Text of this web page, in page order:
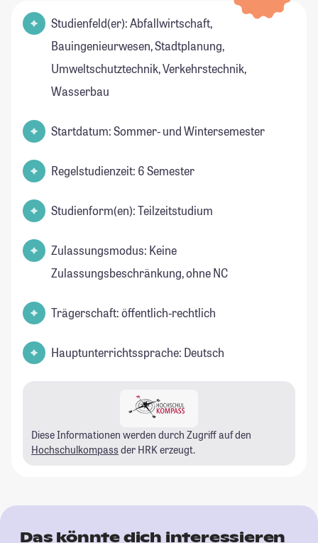
Studienfeld(er): Abfallwirtschaft,
Bauingenieurwesen, Stadtplanung,
Umweltschutztechnik, Verkehrstechnik,
Wasserbau
Startdatum: Sommer- und Wintersemester
Regelstudienzeit: 6 Semester
Studienform(en): Teilzeitstudium
Zulassungsmodus: Keine
Zulassungsbeschränkung, ohne NC
Trägerschaft: öffentlich-rechtlich
Hauptunterrichtssprache: Deutsch
Diese Informationen werden durch Zugriff auf den
Hochschulkompass der HRK erzeugt.
Das könnte dich interessieren